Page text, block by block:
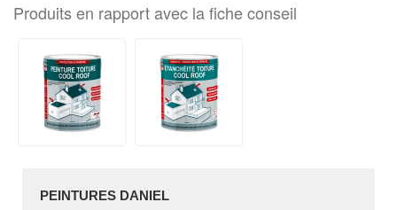
Produits en rapport avec la fiche conseil
PEINTURES DANIEL